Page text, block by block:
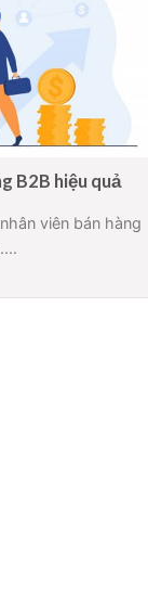
B2B hiệu quả
viên bán hàng